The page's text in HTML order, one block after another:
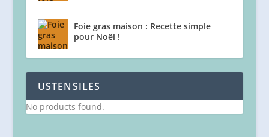
Foie gras maison : Recette simple
pour Noël !
USTENSILES
No products found.